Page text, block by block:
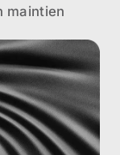
maintien